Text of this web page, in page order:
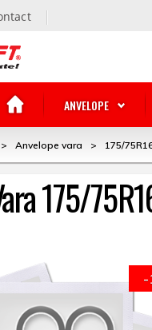
ANVELOPE
> Anvelope vara > 175/
175/
-